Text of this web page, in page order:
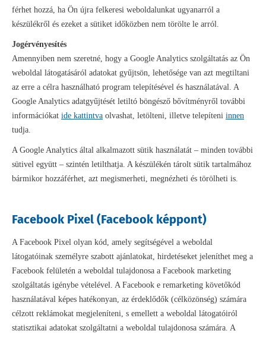
férhet hozzá, ha Ön újra felkeresi weboldalunkat ugyanarról a
készülékről és ezeket a sütiket időközben nem törölte le arról.
Jogérvényesítés
Amennyiben nem szeretné, hogy a Google Analytics szolgáltatás az Ön
weboldal látogatásáról adatokat gyűjtsön, lehetősége van azt megtiltani
az erre a célra használható program telepítésével és használatával. A
Google Analytics adatgyűjtését letiltó böngésző bővítményről további
információkat ide kattintva olvashat, letölteni, illetve telepíteni innen
tudja.
A Google Analytics által alkalmazott sütik használatát – minden további
sütivel együtt – szintén letilthatja. A készülékén tárolt sütik tartalmához
bármikor hozzáférhet, azt megismerheti, megnézheti és törölheti is.
Facebook Pixel (Facebook képpont)
A Facebook Pixel olyan kód, amely segítségével a weboldal
látogatóinak személyre szabott ajánlatokat, hirdetéseket jeleníthet meg a
Facebook felületén a weboldal tulajdonosa a Facebook marketing
szolgáltatás igénybe vételével. A Facebook e remarketing követőkód
használatával képes hatékonyan, az érdeklődők (célközönség) számára
célzott reklámokat megjeleníteni, s emellett a weboldal látogatóiról
statisztikai adatokat szolgáltatni a weboldal tulajdonosa számára. A